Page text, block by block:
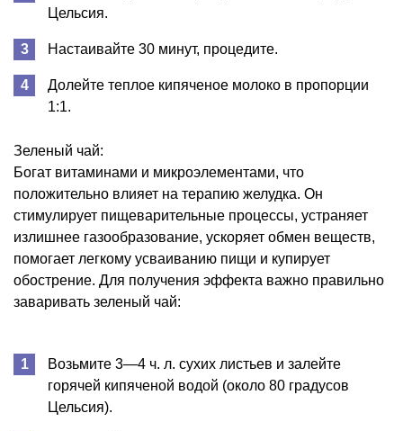
Цельсия.
Настаивайте 30 минут, процедите.
Долейте теплое кипяченое молоко в пропорции
1:1.
Зеленый чай:
Богат витаминами и микроэлементами, что
положительно влияет на терапию желудка. Он
стимулирует пищеварительные процессы, устраняет
излишнее газообразование, ускоряет обмен веществ,
помогает легкому усваиванию пищи и купирует
обострение. Для получения эффекта важно правильно
заваривать зеленый чай:
Возьмите 3—4 ч. л. сухих листьев и залейте
горячей кипяченой водой (около 80 градусов
Цельсия).